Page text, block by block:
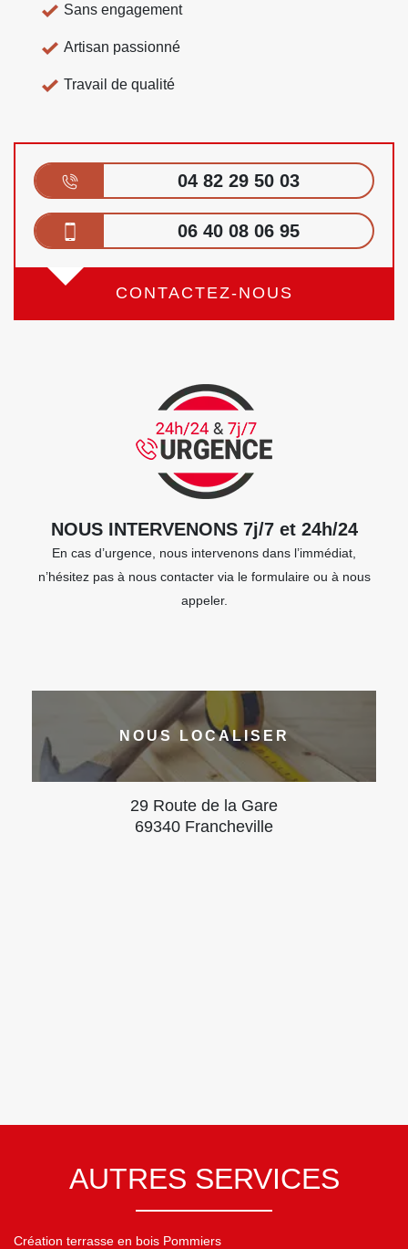
Sans engagement
Artisan passionné
Travail de qualité
04 82 29 50 03
06 40 08 06 95
CONTACTEZ-NOUS
NOUS INTERVENONS 7j/7 et 24h/24
En cas d’urgence, nous intervenons dans l’immédiat,
n’hésitez pas à nous contacter via le formulaire ou à nous
appeler.
NOUS LOCALISER
29 Route de la Gare
69340 Francheville
AUTRES SERVICES
Création terrasse en bois Pommiers